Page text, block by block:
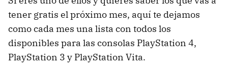
tener gratis el próximo mes, aquí te dejamos
como cada mes una lista con todos los
disponibles para las consolas PlayStation 4,
PlayStation 3 y PlayStation Vita.